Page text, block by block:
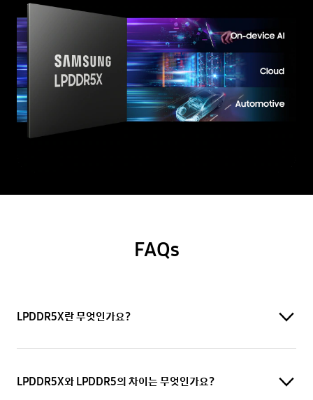
FAQs
LPDDR5X란 무엇인가요?
LPDDR5X와 LPDDR5의 차이는 무엇인가요?